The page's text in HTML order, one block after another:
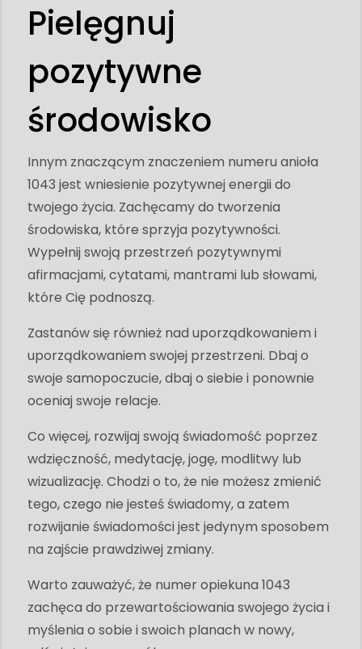
Pielęgnuj
pozytywne
środowisko
Innym znaczącym znaczeniem numeru anioła
1043 jest wniesienie pozytywnej energii do
twojego życia. Zachęcamy do tworzenia
środowiska, które sprzyja pozytywności.
Wypełnij swoją przestrzeń pozytywnymi
afirmacjami, cytatami, mantrami lub słowami,
które Cię podnoszą.
Zastanów się również nad uporządkowaniem i
uporządkowaniem swojej przestrzeni. Dbaj o
swoje samopoczucie, dbaj o siebie i ponownie
oceniaj swoje relacje.
Co więcej, rozwijaj swoją świadomość poprzez
wdzięczność, medytację, jogę, modlitwy lub
wizualizację. Chodzi o to, że nie możesz zmienić
tego, czego nie jesteś świadomy, a zatem
rozwijanie świadomości jest jedynym sposobem
na zajście prawdziwej zmiany.
Warto zauważyć, że numer opiekuna 1043
zachęca do przewartościowania swojego życia i
myślenia o sobie i swoich planach w nowy,